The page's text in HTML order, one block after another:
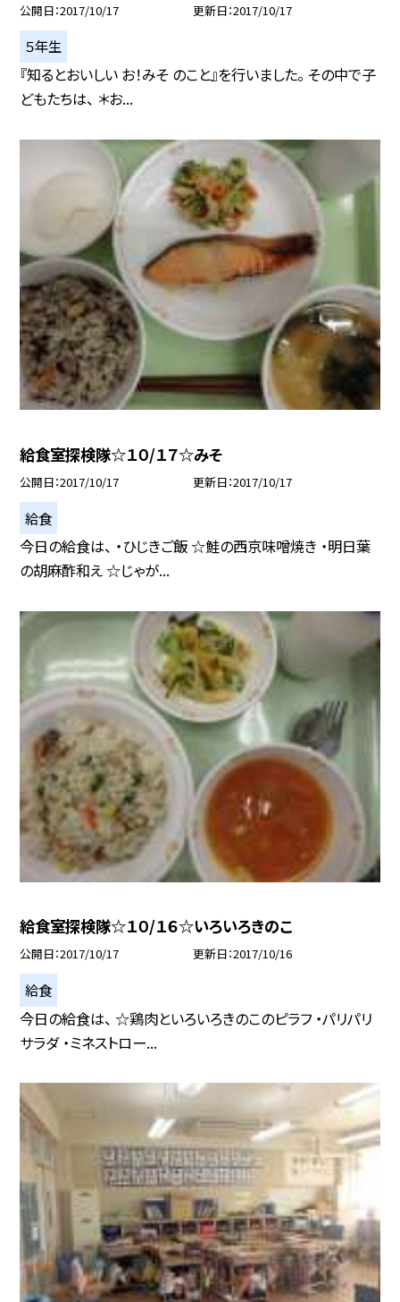
公開日 2017/10/17 更新日 2017/10/17
５年生
『知るとおいしい お！みそ のこと』を行いました。 その中で子
どもたちは、 ＊お...
給食室探検隊☆１０/１７☆みそ
公開日 2017/10/17 更新日 2017/10/17
給食
今日の給食は、 ・ひじきご飯 ☆鮭の西京味噌焼き ・明日葉
の胡麻酢和え ☆じゃが...
給食室探検隊☆１０/１６☆いろいろきのこ
公開日 2017/10/17 更新日 2017/10/16
給食
今日の給食は、 ☆鶏肉といろいろきのこのピラフ ・パリパリ
サラダ ・ミネストロー...